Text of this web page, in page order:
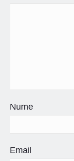
Nume
Email